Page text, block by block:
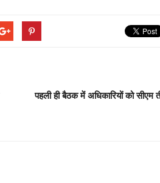
पहली ही बैठक में अधिकारियों को सीएम